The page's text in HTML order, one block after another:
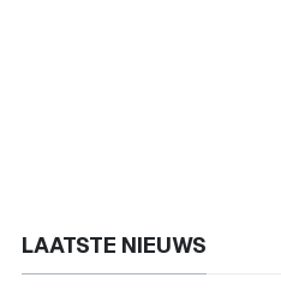
LAATSTE NIEUWS